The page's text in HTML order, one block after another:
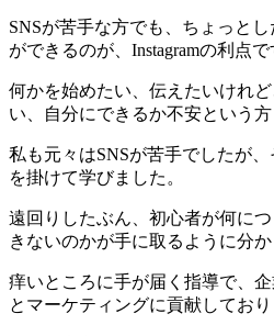
SNSが苦手な方でも、ちょっと
ができるのが、Instagramの利点で
何かを始めたい、伝えたいけれ
い、自分にできるか不安という方
私も元々はSNSが苦手でしたが
を掛けて学びました。
遠回りしたぶん、初心者が何に
きないのかが手に取るように分か
痒いところに手が届く指導で、
とマーケティングに貢献しており